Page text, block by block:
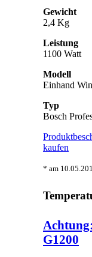
Gewicht
2,4 Kg
Leistung
1100 Watt
Modell
Einhand
Typ
Bosch
kaufen
* am
G1200